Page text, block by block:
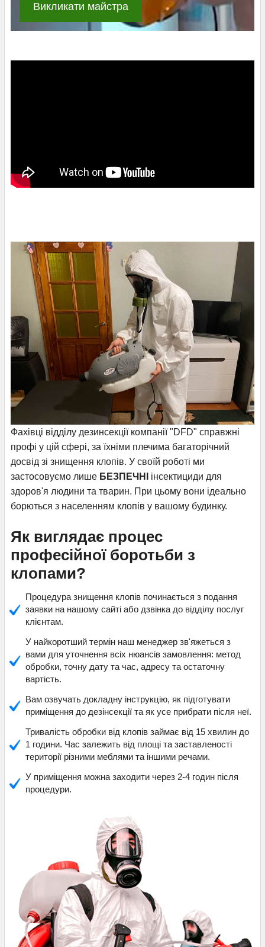
Викликати майстра
Фахівці відділу дезинсекції компанії "DFD" справжні
профі у цій сфері, за їхніми плечима багаторічний
досвід зі знищення клопів. У своїй роботі ми
застосовуємо лише БЕЗПЕЧНІ
інсектициди для
здоров'я людини та тварин. При цьому вони ідеально
борються з населенням клопів у вашому будинку.
Як виглядає процес
професійної боротьби з
клопами?
Процедура знищення клопів починається з подання
заявки на нашому сайті або дзвінка до відділу послуг
клієнтам.
У найкоротший термін наш менеджер зв'яжеться з
вами для уточнення всіх нюансів замовлення: метод
обробки, точну дату та час, адресу та остаточну
вартість.
Вам озвучать докладну інструкцію, як підготувати
приміщення до дезінсекції та як усе прибрати після неї.
Тривалість обробки від клопів займає від 15 хвилин до
1 години. Час залежить від площі та заставленості
території різними меблями та іншими речами.
У приміщення можна заходити через 2-4 годин після
процедури.